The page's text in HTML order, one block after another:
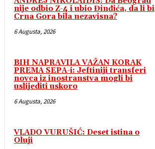
nije odbio Z-4 i ubio Đinđića, da li bi
Crna Gora bila nezavisna?
6 Augusta, 2026
BIH NAPRAVILA VAŽAN KORAK
PREMA SEPA-i: Jeftiniji transferi
novca iz inostranstva mogli bi
uslijediti uskoro
6 Augusta, 2026
VLADO VURUŠIĆ: Deset istina o
Oluji